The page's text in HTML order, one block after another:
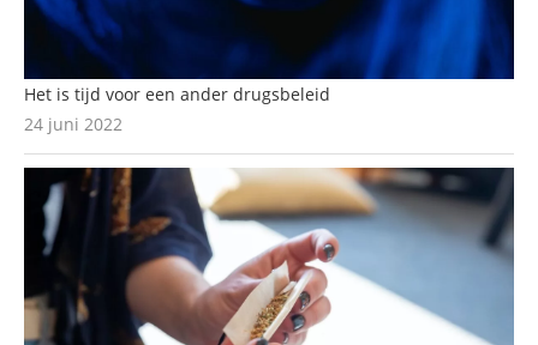
Het is tijd voor een ander drugsbeleid
24 juni 2022